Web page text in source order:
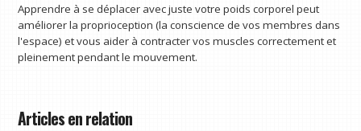
Apprendre à se déplacer avec juste votre poids corporel peut
améliorer la proprioception (la conscience de vos membres dans
l'espace) et vous aider à contracter vos muscles correctement et
pleinement pendant le mouvement.
Articles en relation